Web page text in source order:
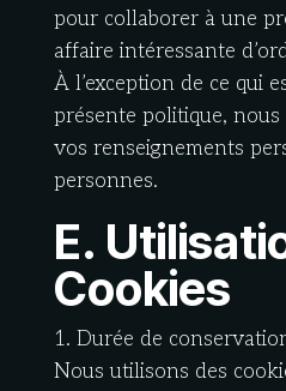
pour collaborer à une
affaire intéressante
À l’exception de ce qui
présente politique,
vos renseignements
personnes.
E.
Cookies
1. Durée de
Nous utilisons des